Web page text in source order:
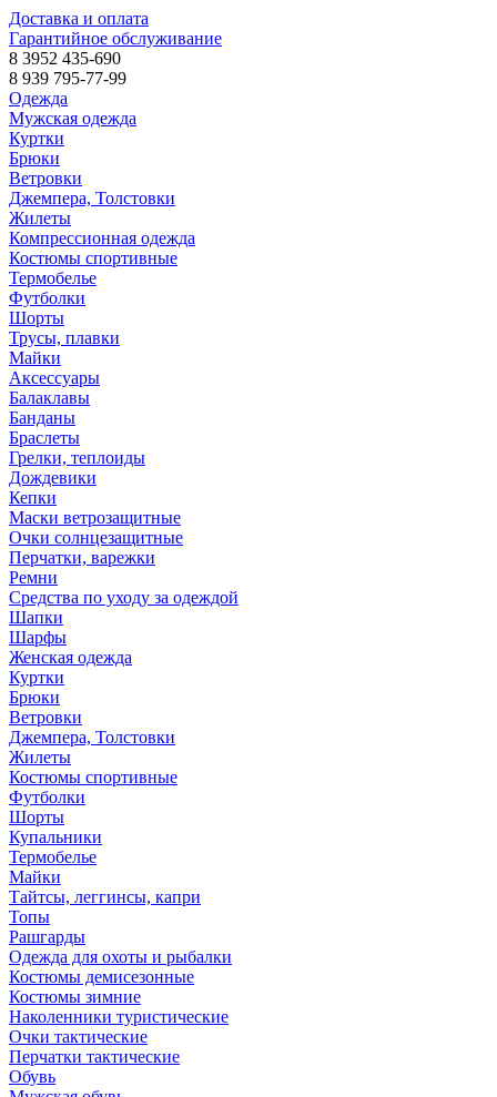
Доставка и оплата
Гарантийное обслуживание
8 3952 435-690
8 939 795-77-99
Одежда
Мужская одежда
Куртки
Брюки
Ветровки
Джемпера, Толстовки
Жилеты
Компрессионная одежда
Костюмы спортивные
Термобелье
Футболки
Шорты
Трусы, плавки
Майки
Аксессуары
Балаклавы
Банданы
Браслеты
Грелки, теплоиды
Дождевики
Кепки
Маски ветрозащитные
Очки солнцезащитные
Перчатки, варежки
Ремни
Средства по уходу за одеждой
Шапки
Шарфы
Женская одежда
Куртки
Брюки
Ветровки
Джемпера, Толстовки
Жилеты
Костюмы спортивные
Футболки
Шорты
Купальники
Термобелье
Майки
Тайтсы, леггинсы, капри
Топы
Рашгарды
Одежда для охоты и рыбалки
Костюмы демисезонные
Костюмы зимние
Наколенники туристические
Очки тактические
Перчатки тактические
Обувь